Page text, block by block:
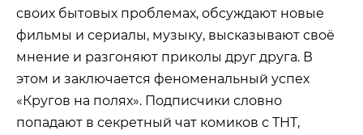
своих бытовых проблемах, обсуждают новые
фильмы и сериалы, музыку, высказывают своё
мнение и разгоняют приколы друг друга. В
этом и заключается феноменальный успех
«Кругов на полях». Подписчики словно
попадают в секретный чат комиков с ТНТ,